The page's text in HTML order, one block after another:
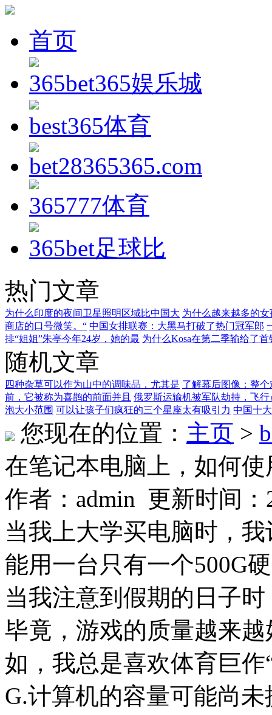
首页
365bet365娱乐城
best365体育
bet28365365.com
365777体育
365bet足球比
热门文章
为什么印度的夜间卫星照明区域比中国大 为什么越来越多的
商店的口号微笑。“ 中国女排联赛：大黑马打破了热门冠军郎
排“姐姐”朱亭今年24岁，她的最 为什么Kosa在第二季输给了首
随机文章
四种杂草可以作为山中的调味品，尤其是 了解幕后图像：整
前，它被称为喜鹊的前面并且 俄罗斯运输机被军队劫持，飞行
泡大小范围 可以让孩子们疯狂的三个星座太有吸引力 中国十
您现在的位置： 主页 >
在笔记本电脑上，如何使
作者：admin 更新时间：
当我上大学买电脑时，
能用一台只有一个500G
当我注意到假期的日子
毕竟，游戏的质量越来
如，我总是喜欢体育巨
G.计算机的容量可能尚未